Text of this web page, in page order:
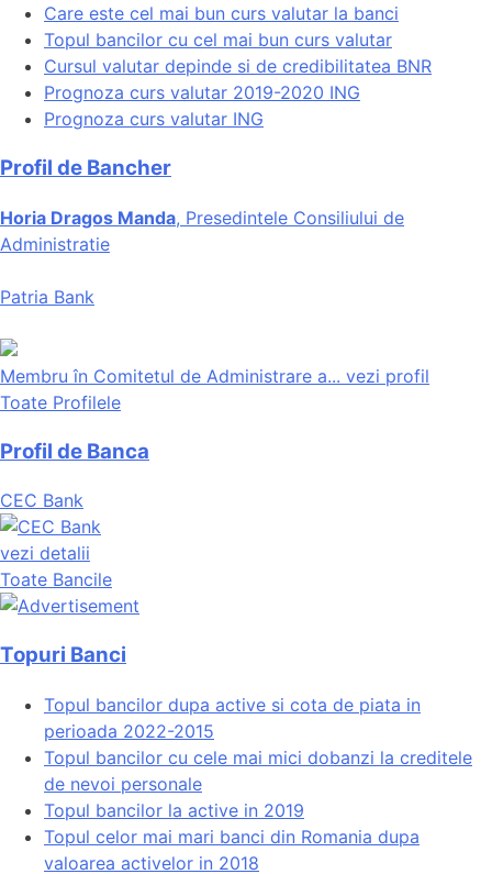
Care este cel mai bun curs valutar la banci
Topul bancilor cu cel mai bun curs valutar
Cursul valutar depinde si de credibilitatea BNR
Prognoza curs valutar 2019-2020 ING
Prognoza curs valutar ING
Profil de Bancher
Horia Dragos Manda, Presedintele Consiliului de
Administratie
Patria Bank
Membru în Comitetul de Administrare a... vezi profil
Toate Profilele
Profil de Banca
CEC Bank
vezi detalii
Toate Bancile
Topuri Banci
Topul bancilor dupa active si cota de piata in
perioada 2022-2015
Topul bancilor cu cele mai mici dobanzi la creditele
de nevoi personale
Topul bancilor la active in 2019
Topul celor mai mari banci din Romania dupa
valoarea activelor in 2018